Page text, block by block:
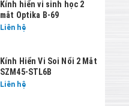
Kính hiển vi sinh học 2
mắt Optika B-69
Liên hệ
Kính Hiển Vi Soi Nổi 2 Mắt
SZM45-STL6B
Liên hệ